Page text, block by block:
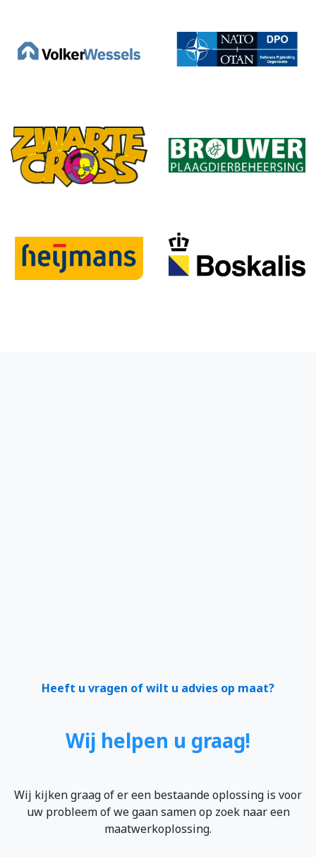
Heeft u vragen of wilt u advies op maat?
Wij helpen u graag!
Wij kijken graag of er een bestaande oplossing is voor
uw probleem of we gaan samen op zoek naar een
maatwerkoplossing.